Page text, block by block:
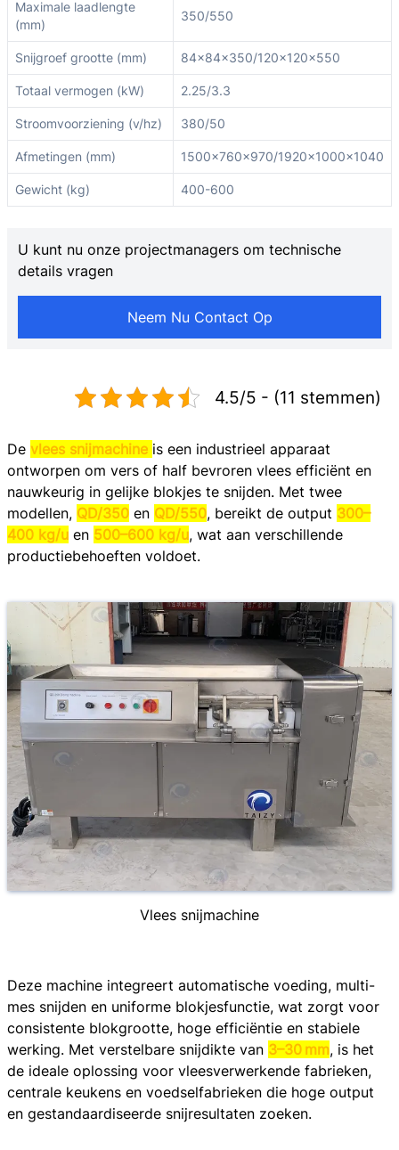
Maximale laadlengte
(mm)
350/550
Snijgroef grootte (mm) 84×84×350/120×120×550
Totaal vermogen (kW) 2.25/3.3
Stroomvoorziening (v/hz) 380/50
Afmetingen (mm) 1500×760×970/1920×1000×1040
Gewicht (kg) 400-600
U kunt nu onze projectmanagers om technische
details vragen
Neem Nu Contact Op
4.5/5 - (11 stemmen)
De vlees snijmachine is een industrieel apparaat
ontworpen om vers of half bevroren vlees efficiënt en
nauwkeurig in gelijke blokjes te snijden. Met twee
modellen, QD/350 en QD/550, bereikt de output 300–
400 kg/u en 500–600 kg/u, wat aan verschillende
productiebehoeften voldoet.
Vlees snijmachine
Deze machine integreert automatische voeding, multi-
mes snijden en uniforme blokjesfunctie, wat zorgt voor
consistente blokgrootte, hoge efficiëntie en stabiele
werking. Met verstelbare snijdikte van 3–30 mm, is het
de ideale oplossing voor vleesverwerkende fabrieken,
centrale keukens en voedselfabrieken die hoge output
en gestandaardiseerde snijresultaten zoeken.